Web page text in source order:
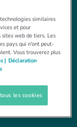
votre
similaires
et pour
sites web de tiers. Les
pays qui n'ont peut-
Vous trouverez plus
| Déclaration
les cookies